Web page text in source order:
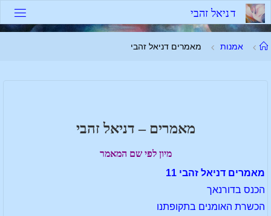
דניאל זהבי
אמנות מאמרים דניאל זהבי
מאמרים – דניאל זהבי
מיון לפי שם המאמר
מאמרים דניאל זהבי 11
הכנס בדורנאך
הכשרת האומנים בתקופתנו